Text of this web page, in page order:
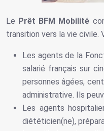
Le Prêt BFM Mobilité
transition vers la vie civile.
Les agents de la
salarié français sur
personnes âgées,
administrative. Ils
Les agents
diététicien(ne),